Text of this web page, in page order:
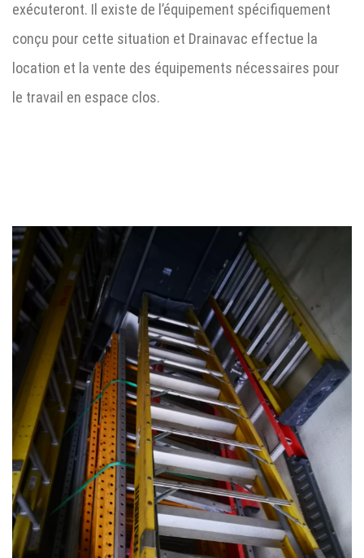
exécuteront. Il existe de l’équipement spécifiquement
conçu pour cette situation et Drainavac effectue la
location et la vente des équipements nécessaires pour
le travail en espace clos.